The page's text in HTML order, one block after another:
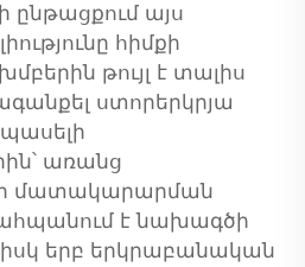
ընթացքում այս
հիմքի
թույլ է տալիս
ստորերկրյա
առանց
մատակարարման
է նախագծի
երբ երկրաբանական